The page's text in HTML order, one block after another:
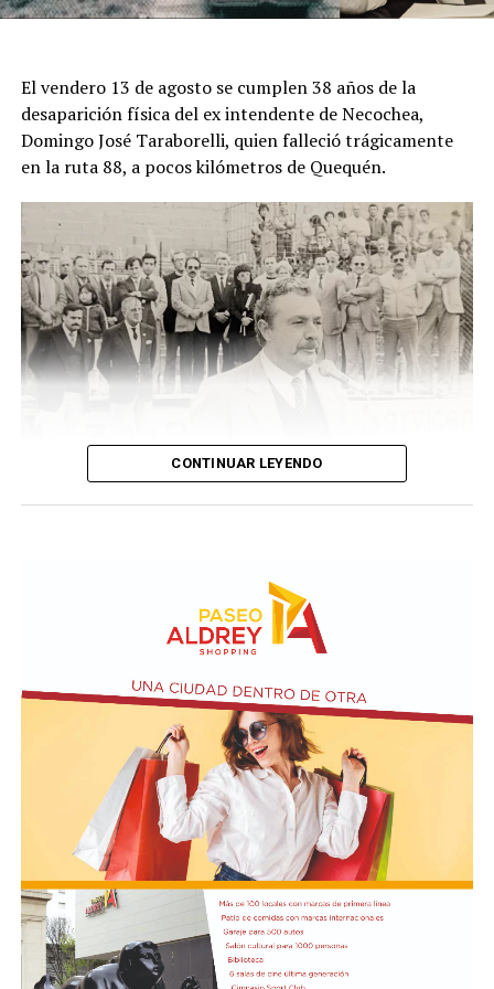
ese sector rural del partido de Mar Chiquita.
cuando un hombre que recorría la zona junto a sus
perros advirtió una bolsa ubicada junto a una zanja.
Alertado por el comportamiento de los animales, se
acercó y comprobó que contenía restos humanos. DIB
El vendero 13 de agosto se cumplen 38 años de la
desaparición física del ex intendente de Necochea,
Domingo José Taraborelli, quien falleció trágicamente
en la ruta 88, a pocos kilómetros de Quequén.
El vendero 13 de agosto se cumplen 38 años de la
desaparición física del ex intendente de Necochea,
en la ruta 88, a pocos kilómetros de Quequén.
Junto con el intendente de Necochea habían muerto
tres docentes que, luego se supo, habían subido a su
automóvil pocos kilómetros antes, donde se hallaban
haciendo dedo. La colisión frontal resultó letal: sólo
sobrevivió el chofer del camión.
El hall del Palacio Comunal fue el lugar donde velaron
sus restos y ante el cual desfiló todo el arco político de
aquel momento, incluyendo a la camada de jóvenes que
habían dado sus primeros pasos en el peronismo, bajo
CONTINUAR LEYENDO